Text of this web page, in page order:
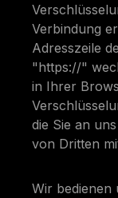
Verbindung
Adresszeile
"https://"
in Ihrer
die Sie an
von Dritten
Wir bedienen